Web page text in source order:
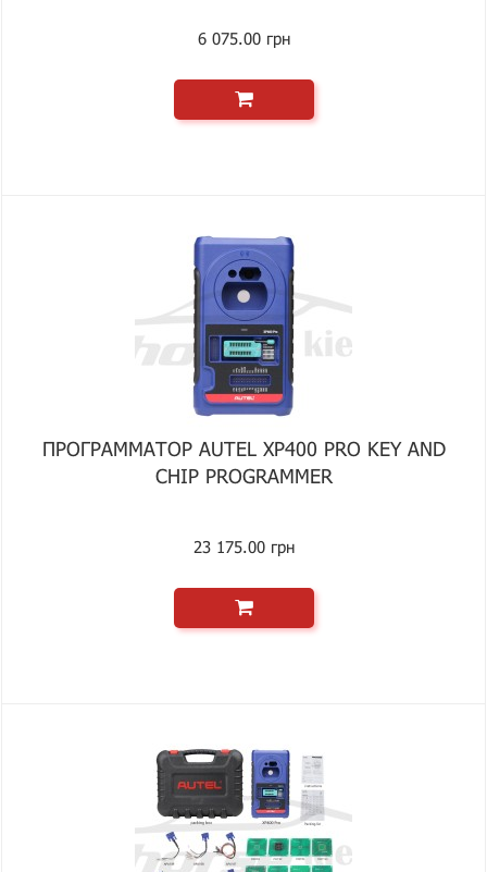
6 075.00 грн
ПРОГРАММАТОР AUTEL XP400 PRO KEY AND
CHIP PROGRAMMER
23 175.00 грн